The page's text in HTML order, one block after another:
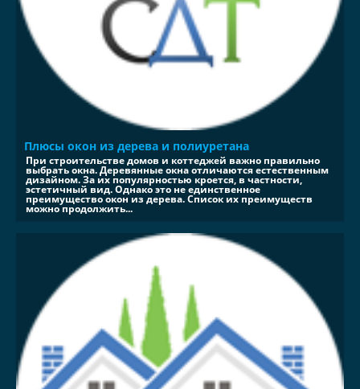
Плюсы окон из дерева и полиуретана
При строительстве домов и коттеджей важно правильно
выбрать окна. Деревянные окна отличаются естественным
дизайном. За их популярностью кроется, в частности,
эстетичный вид. Однако это не единственное
преимущество окон из дерева. Список их преимуществ
можно продолжить...